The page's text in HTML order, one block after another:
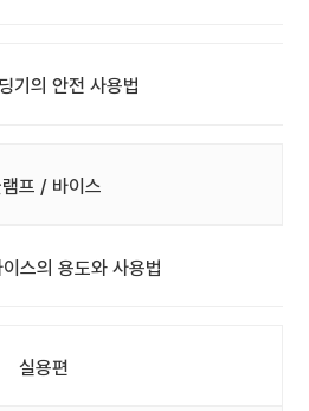
기의 안전 사용법
프 / 바이스
스의 용도와 사용법
실용편